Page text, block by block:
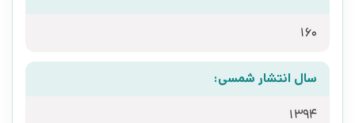
160
سال انتشار شمسی:
1394